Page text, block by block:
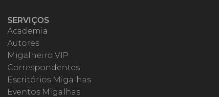
SERVIÇOS
Academia
Autores
Migalheiro VIP
Correspondentes
Escritórios Migalhas
Eventos Migalhas